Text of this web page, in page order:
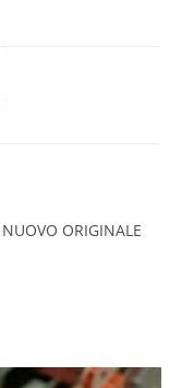
ORIGINALE